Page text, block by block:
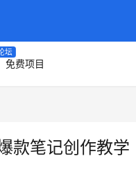
坛
免费项目
款笔记创作教学